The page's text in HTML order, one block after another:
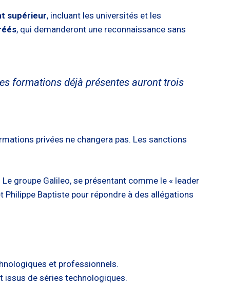
supérieur, incluant les universités et les
, qui demanderont une reconnaissance sans
formations déjà présentes auront trois
privées ne changera pas. Les sanctions
groupe Galileo, se présentant comme le « leader
Philippe Baptiste pour répondre à des allégations
et professionnels.
issus de séries technologiques.